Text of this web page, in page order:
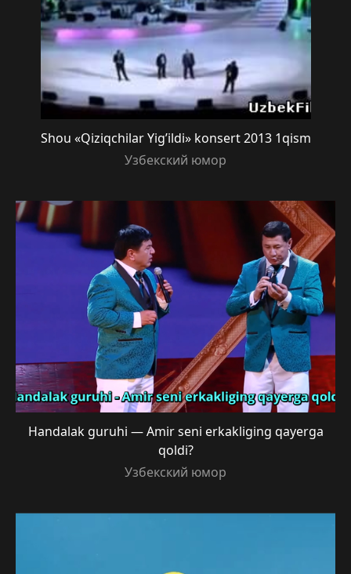
Shou «Qiziqchilar Yig’ildi» konsert 2013 1qism
Узбекский юмор
Handalak guruhi — Amir seni erkakliging qayerga
qoldi?
Узбекский юмор